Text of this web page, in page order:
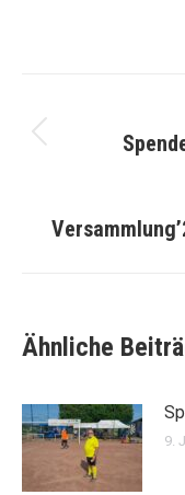
Ähnliche
9.